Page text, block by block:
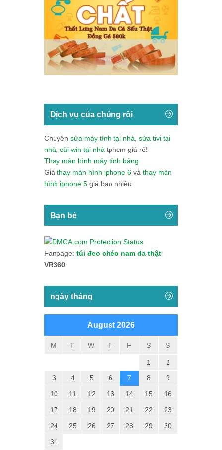
Dịch vụ của chúng rôi
Chuyên sửa máy tính tại nhà sửa tivi tại
nhà cài win tại nhà tphcm giá rẻ!
Thay màn hình máy tính bảng
Giá thay màn hình iphone 6 và thay màn
hình iphone 5 giá bao nhiêu
Bạn bè
Fanpage: túi đeo chéo nam da thật
VR360
ngày tháng
August 2026
M T W T F S S
1
2
3
4 5 6 7 8
9
10
11 12 13 14 15
16
17
18 19 20 21 22
23
24
25 26 27 28 29
30
31